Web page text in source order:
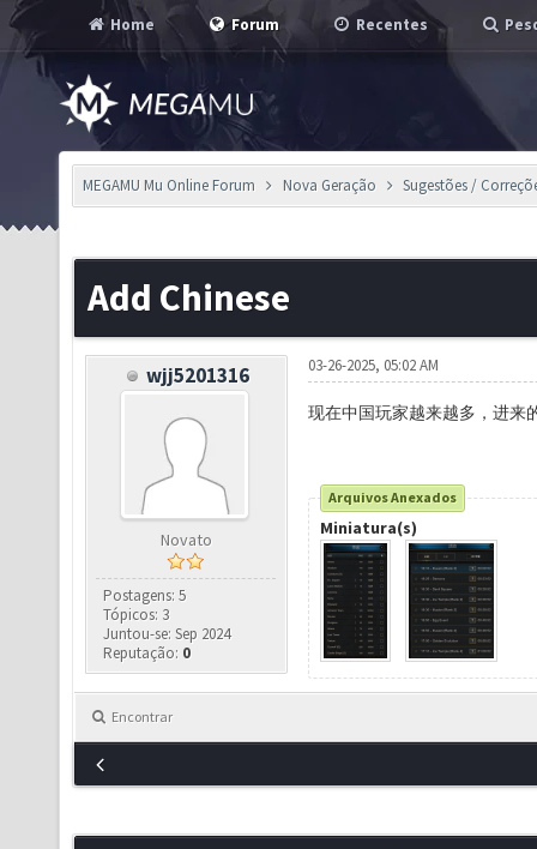
Home Forum Recentes
MEGAMU Mu Online Forum Nova Geração Sugestões /
Add Chinese
wjj5201316
Novato
Postagens: 5
Tópicos: 3
Juntou-se: Sep 2024
Reputação: 0
03-26-2025, 05:02 AM
现在中国玩家越来越多，进来
Arquivos Anexados
Miniatura(s)
Encontrar